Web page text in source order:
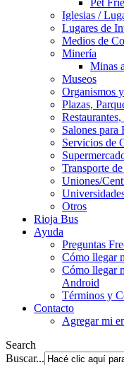
Iglesias /
Lugares de
Medios de
Minería
Minas
Museos
Organismos
Plazas,
Salones para
Servicios de
Transporte
Uniones/
Otros
Rioja Bus
Ayuda
Preguntas
Cómo llegar
Cómo llegar
Android
Términos y
Contacto
Agregar mi
Search
Buscar...